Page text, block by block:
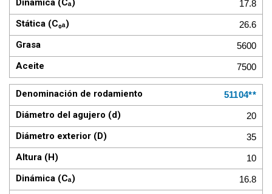
17.8
26.6
5600
7500
51104**
20
35
10
16.8